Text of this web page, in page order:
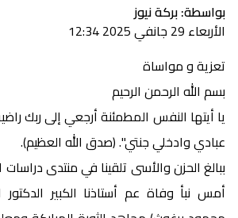
بواسطة: بركة نيوز
الأربعاء 29 جانفي 2025 12:34
تعزية و مواساة
بسم الله الرحمن الرحيم
يا أيتها النفس المطمئنة أرجعي إلى ربك
عبادي وادخلي جنتي". (صدق الله العظيم).
ببالغ الحزن والأسى تلقينا في منتدى
أمس نبأ وفاة عم أستاذنا الكبير